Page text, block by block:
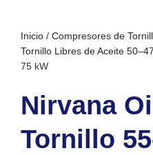
Inicio / Compresores de
Tornillo Libres de Aceite
75 kW
Nirvana
Tornillo